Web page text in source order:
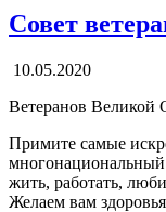
Совет
10.05.2020
Ветеранов Великой
Примите самые
многонациональный
жить, работать,
Желаем вам